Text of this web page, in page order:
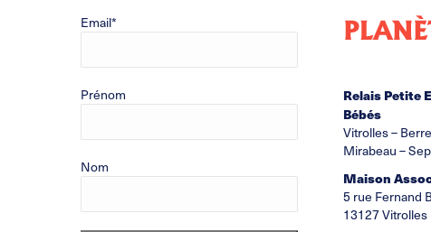
Email*
Prénom
Nom
Relais Petite
Bébés
Vitrolles –
Mirabeau –
Maison
5 rue Fernand
13127 Vitrolles